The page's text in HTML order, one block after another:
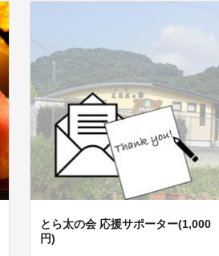
とら太の会 応援サポーター(1,000
円)